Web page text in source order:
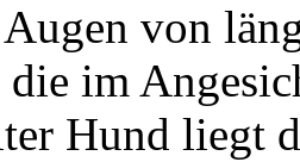
von
im
Hund liegt